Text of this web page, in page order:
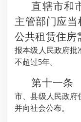
直辖市和
主管部门应
公共租赁住房
报本级人民政府批
不超过5年。
第十一条
市、县级人民政府
并向社会公布。